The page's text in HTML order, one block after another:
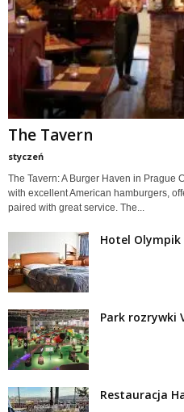
The Tavern
styczeń
The Tavern: A Burger Haven in Prague
with excellent American hamburgers,
paired with great service. The...
Hotel Olympik
Park rozrywki
Restauracja